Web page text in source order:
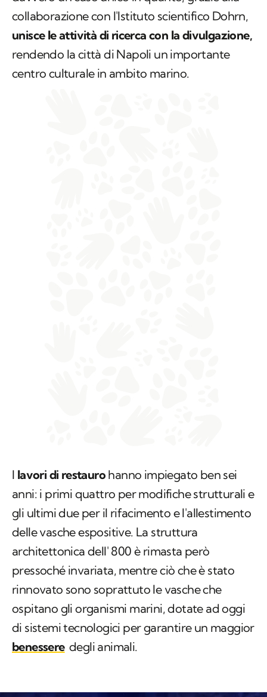
collaborazione con l'Istituto scientifico Dohrn,
unisce le attività di ricerca con la divulgazione,
rendendo la città di Napoli un importante
centro culturale in ambito marino.
I lavori di restauro hanno impiegato ben sei
anni: i primi quattro per modifiche strutturali e
gli ultimi due per il rifacimento e l'allestimento
delle vasche espositive. La struttura
architettonica dell' 800 è rimasta però
pressoché invariata, mentre ciò che è stato
rinnovato sono soprattuto le vasche che
ospitano gli organismi marini, dotate ad oggi
di sistemi tecnologici per garantire un maggior
benessere degli animali.